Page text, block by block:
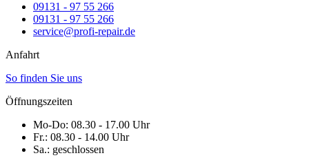
09131 - 97 55 266
09131 - 97 55 266
service@profi-repair.de
Anfahrt
So finden Sie uns
Öffnungszeiten
Mo-Do: 08.30 - 17.00 Uhr
Fr.: 08.30 - 14.00 Uhr
Sa.: geschlossen